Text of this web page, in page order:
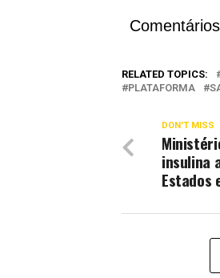
Comentários
RELATED TOPICS:
PLATAFORMA
DON'T MISS
insulina
Estados